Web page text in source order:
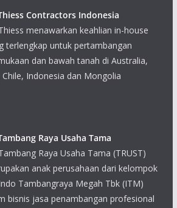
Contractors Indonesia
menawarkan keahlian in-house
terlengkap untuk pertambangan
dan bawah tanah di Australia,
Indonesia dan Mongolia
Raya Usaha Tama
Raya Usaha Tama (TRUST)
anak perusahaan dari kelompok
Tambangraya Megah Tbk (ITM)
bisnis jasa penambangan profesional